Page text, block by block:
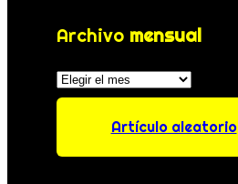
Archivo mensual
Archivos
Artículo aleatorio